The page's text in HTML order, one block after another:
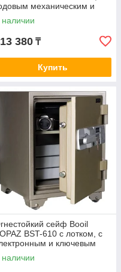
механическим и
замками
наличии
380 ₸
Купить
сейф Booil
BST-610 с лотком, с
и ключевым
наличии